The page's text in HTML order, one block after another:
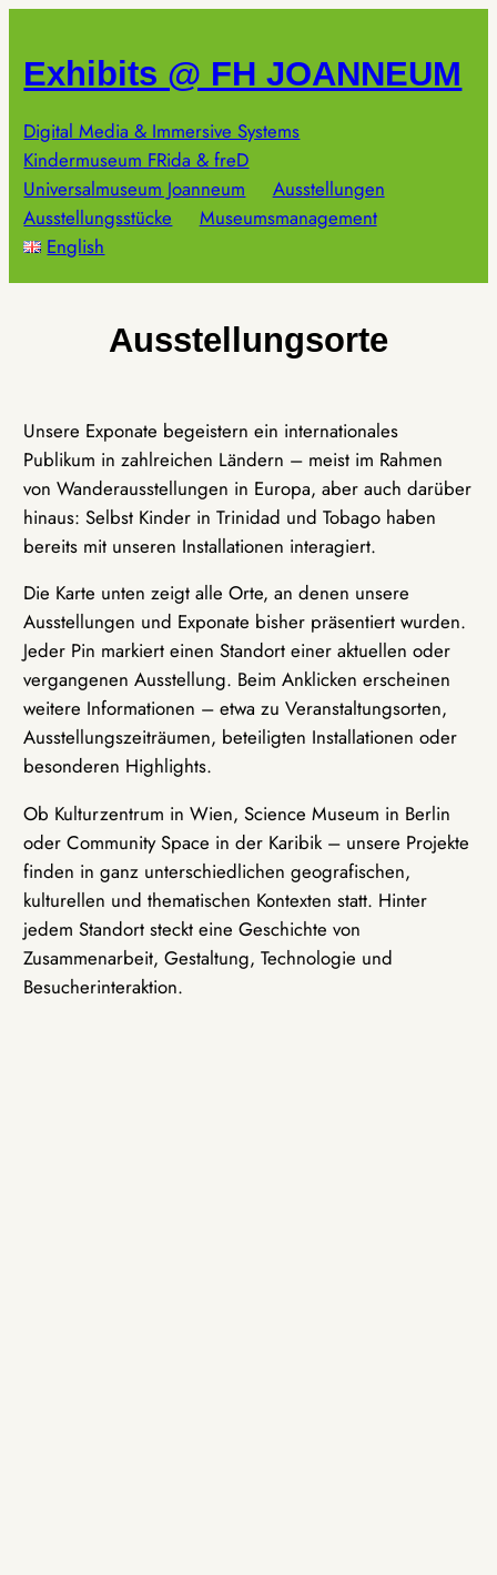
springen
Exhibits @ FH JOANNEUM
Digital Media & Immersive Systems
Kindermuseum FRida & freD
Universalmuseum Joanneum
Ausstellungen
Ausstellungsstücke
Museumsmanagement
English
Ausstellungsorte
Unsere Exponate begeistern ein internationales
Publikum in zahlreichen Ländern – meist im Rahmen
von Wanderausstellungen in Europa, aber auch darüber
hinaus: Selbst Kinder in Trinidad und Tobago haben
bereits mit unseren Installationen interagiert.
Die Karte unten zeigt alle Orte, an denen unsere
Ausstellungen und Exponate bisher präsentiert wurden.
Jeder Pin markiert einen Standort einer aktuellen oder
vergangenen Ausstellung. Beim Anklicken erscheinen
weitere Informationen – etwa zu Veranstaltungsorten,
Ausstellungszeiträumen, beteiligten Installationen oder
besonderen Highlights.
Ob Kulturzentrum in Wien, Science Museum in Berlin
oder Community Space in der Karibik – unsere Projekte
finden in ganz unterschiedlichen geografischen,
kulturellen und thematischen Kontexten statt. Hinter
jedem Standort steckt eine Geschichte von
Zusammenarbeit, Gestaltung, Technologie und
Besucherinteraktion.